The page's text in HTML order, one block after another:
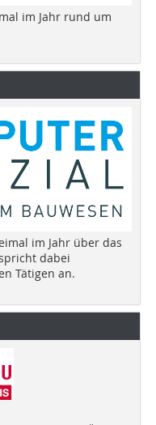
im Jahr rund um
im Jahr über das
dabei
Tätigen an.